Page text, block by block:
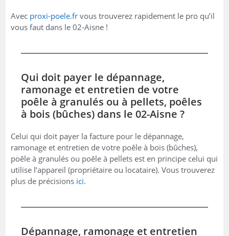
Avec proxi-poele.fr vous trouverez rapidement le pro qu’il
vous faut dans le 02-Aisne !
Qui doit payer le dépannage,
ramonage et entretien de votre
poêle à granulés ou à pellets, poêles
à bois (bûches) dans le 02-Aisne ?
Celui qui doit payer la facture pour le dépannage,
ramonage et entretien de votre poêle à bois (bûches),
poêle à granulés ou poêle à pellets est en principe celui qui
utilise l’appareil (propriétaire ou locataire). Vous trouverez
plus de précisions ici.
Dépannage, ramonage et entretien